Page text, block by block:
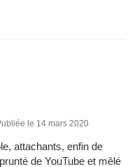
le 14 mars 2020
attachants, enfin de
de YouTube et mêlé